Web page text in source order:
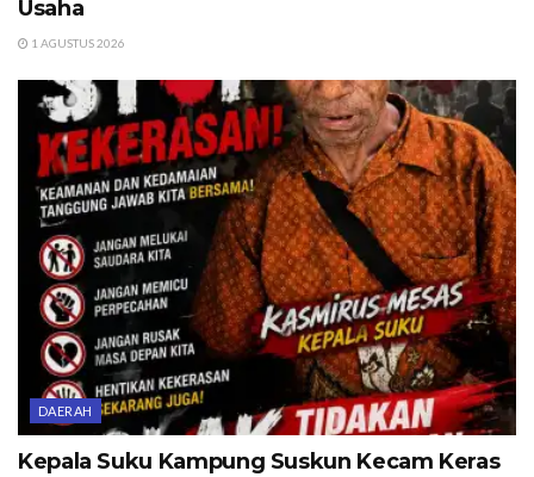
Usaha
1 AGUSTUS 2026
DAERAH
Kepala Suku Kampung Suskun Kecam Keras